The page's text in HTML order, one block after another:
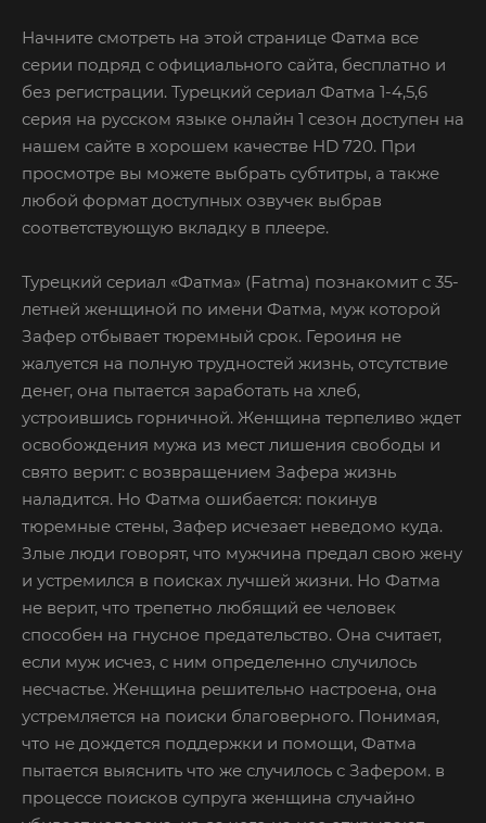
Начните смотреть на этой странице Фатма все
серии подряд с официального сайта, бесплатно и
без регистрации. Турецкий сериал Фатма 1-4,5,6
серия на русском языке онлайн 1 сезон доступен на
нашем сайте в хорошем качестве HD 720. При
просмотре вы можете выбрать субтитры, а также
любой формат доступных озвучек выбрав
соответствующую вкладку в плеере.
Турецкий сериал «Фатма» (Fatma) познакомит с 35-
летней женщиной по имени Фатма, муж которой
Зафер отбывает тюремный срок. Героиня не
жалуется на полную трудностей жизнь, отсутствие
денег, она пытается заработать на хлеб,
устроившись горничной. Женщина терпеливо ждет
освобождения мужа из мест лишения свободы и
свято верит: с возвращением Зафера жизнь
наладится. Но Фатма ошибается: покинув
тюремные стены, Зафер исчезает неведомо куда.
Злые люди говорят, что мужчина предал свою жену
и устремился в поисках лучшей жизни. Но Фатма
не верит, что трепетно любящий ее человек
способен на гнусное предательство. Она считает,
если муж исчез, с ним определенно случилось
несчастье. Женщина решительно настроена, она
устремляется на поиски благоверного. Понимая,
что не дождется поддержки и помощи, Фатма
пытается выяснить что же случилось с Зафером. в
процессе поисков супруга женщина случайно